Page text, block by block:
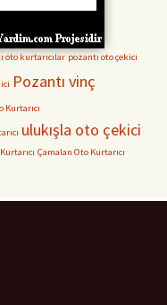
oto kurtarıcılar pozantı oto çekici
Pozantı vinç
Kurtarıcı
ulukışla oto çekici
Çamalan Oto Kurtarıcı